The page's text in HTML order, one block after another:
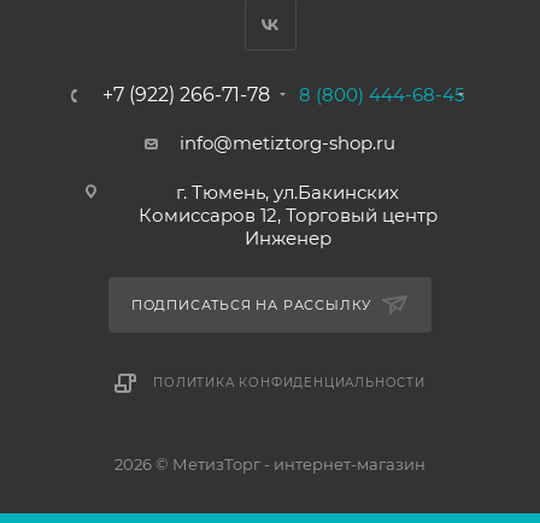
+7 (922) 266-71-78 8 (800) 444-68-45
info@metiztorg-shop.ru
г. Тюмень, ул.Бакинских
Комиссаров 12, Торговый центр
Инженер
ПОДПИСАТЬСЯ НА РАССЫЛКУ
ПОЛИТИКА КОНФИДЕНЦИАЛЬНОСТИ
2026 © МетизТорг - интернет-магазин